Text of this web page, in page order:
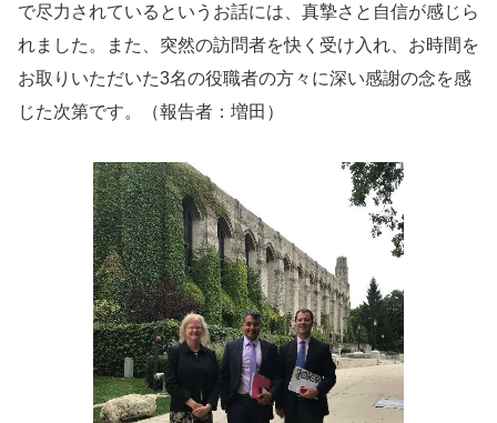
で尽力されているというお話には、真摯さと自信が感じら
れました。また、突然の訪問者を快く受け入れ、お時間を
お取りいただいた3名の役職者の方々に深い感謝の念を感
じた次第です。（報告者：増田）